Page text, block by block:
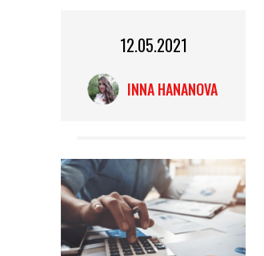
12.05.2021
INNA HANANOVA